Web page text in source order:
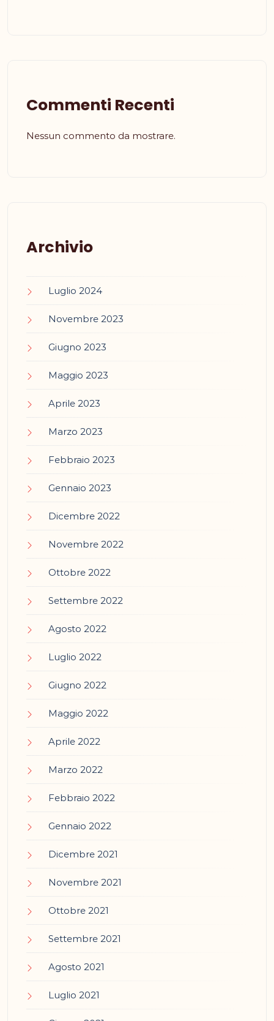
Commenti Recenti
Nessun commento da mostrare.
Archivio
Luglio 2024
Novembre 2023
Giugno 2023
Maggio 2023
Aprile 2023
Marzo 2023
Febbraio 2023
Gennaio 2023
Dicembre 2022
Novembre 2022
Ottobre 2022
Settembre 2022
Agosto 2022
Luglio 2022
Giugno 2022
Maggio 2022
Aprile 2022
Marzo 2022
Febbraio 2022
Gennaio 2022
Dicembre 2021
Novembre 2021
Ottobre 2021
Settembre 2021
Agosto 2021
Luglio 2021